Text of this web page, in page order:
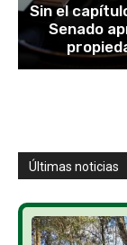
Sin el
Senado
Últimas noticias